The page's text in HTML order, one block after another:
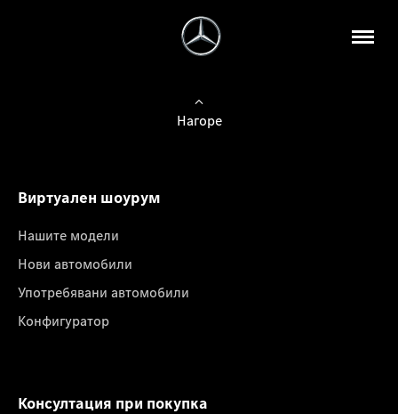
Нагоре
Виртуален шоурум
Нашите модели
Нови автомобили
Употребявани автомобили
Конфигуратор
Консултация при покупка